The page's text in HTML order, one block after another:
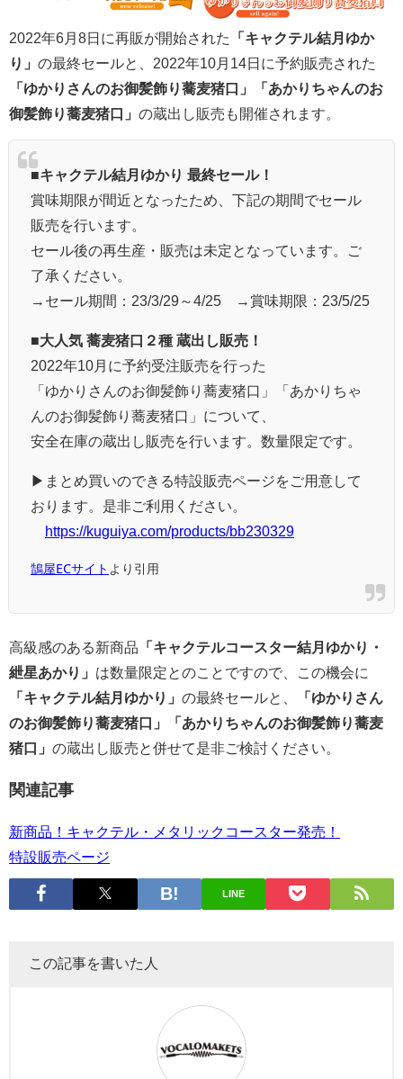
2022年6月8日に再販が開始された
「キャクテル結月ゆか
り」 の最終セールと、2022年10月14日に予約販売された
「ゆかりさんのお御髪飾り蕎麦猪口」「あかりちゃんのお
御髪飾り蕎麦猪口」 の蔵出し販売も開催されます。
■キャクテル結月ゆかり 最終セール！
賞味期限が間近となったため、下記の期間でセール
販売を行います。
セール後の再生産・販売は未定となっています。ご
了承ください。
→セール期間：23/3/29～4/25 →賞味期限：23/5/25
■大人気 蕎麦猪口２種 蔵出し販売！
2022年10月に予約受注販売を行った
「ゆかりさんのお御髪飾り蕎麦猪口」「あかりちゃ
んのお御髪飾り蕎麦猪口」について、
安全在庫の蔵出し販売を行います。数量限定です。
▶まとめ買いのできる特設販売ページをご用意して
おります。是非ご利用ください。
https://kuguiya.com/products/bb230329
鵠屋ECサイト より引用
高級感のある新商品 「キャクテルコースター結月ゆかり・
紲星あかり」 は数量限定とのことですので、この機会に
「キャクテル結月ゆかり」 の最終セールと、
「ゆかりさん
のお御髪飾り蕎麦猪口」「あかりちゃんのお御髪飾り蕎麦
猪口」 の蔵出し販売と併せて是非ご検討ください。
関連記事
新商品！キャクテル・メタリックコースター発売！
特設販売ページ
LINE
この記事を書いた人